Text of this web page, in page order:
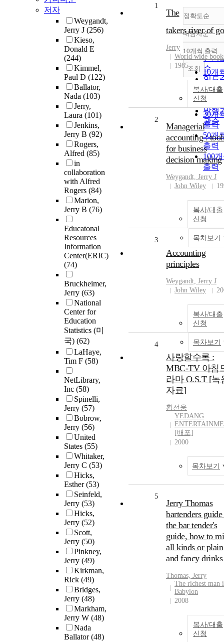
저자
Weygandt,
Jerry J (256)
Kieso,
Donald E
(244)
Kimmel,
Paul D (122)
Ballator,
Nada (103)
Jerry,
Laura (101)
Jenkins,
Jerry B (92)
Rogers,
Alfred (85)
in
collaboration
with Alfred
Rogers (84)
Marion,
Jerry B (76)
Educatonal
Resources
Information
Center(ERIC)
(74)
Bruckheimer,
Jerry (63)
National
Center for
Education
Statistics (미
국) (62)
LaHaye,
Tim F (58)
NetLibrary,
Inc (58)
Spinelli,
Jerry (57)
Bobrow,
Jerry (56)
United
States (55)
Whitaker,
Jerry C (53)
Hicks,
Esther(53)
Seinfeld,
Jerry (53)
Hicks,
Jerry (52)
Scott,
Jerry (50)
Pinkney,
Jerry (49)
Kirkman,
Rick (49)
Bridges,
Jerry (48)
Markham,
Jerry W (48)
Nada
Ballator(48)
정확도순
정확
순
인기
순
연도
제목
저자
발행
관순
내림차순
내림
10개씩 출력
10개
출력
20개
출력
30개
출력
50개
출력
100
출력
조회
1
The
takers river of
Jerry
World wide
1985
복사/대출
신청
2
Managerial
accounting :
for business
decision making
Weygandt, Jerry J
John Wiley
복사/대출
신청
목차보기
3
Accounting
principles
Weygandt, Jerry J
John Wiley
복사/대출
신청
목차보기
4
사랑할수록 :
MBC-TV 아침
라마 O.S.T [녹
자료]
황선웅
YEDANG
[배포]
2000
목차보기
5
Jerry Thomas
bartenders guide
the bar tender's
guide, how to
all kinds or plain
and fancy drinks
Thomas, Jerry
The richest man
Babylon
2008
복사/대출
신청